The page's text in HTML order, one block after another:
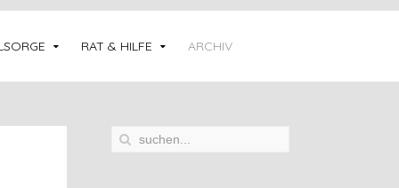
RAT & HILFE ARCHIV